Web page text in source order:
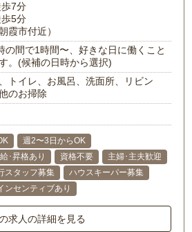
7分
5分
霞市付近）
の間で1時間〜、好きな日に働くこと
。(候補の日時から選択)
トイレ、お風呂、洗面所、リビン
のお掃除
週2〜3日からOK
･昇格あり 資格不要
主婦･主夫歓迎
スタッフ募集
ハウスキーパー募集
ンセンティブあり
求人の詳細を見る